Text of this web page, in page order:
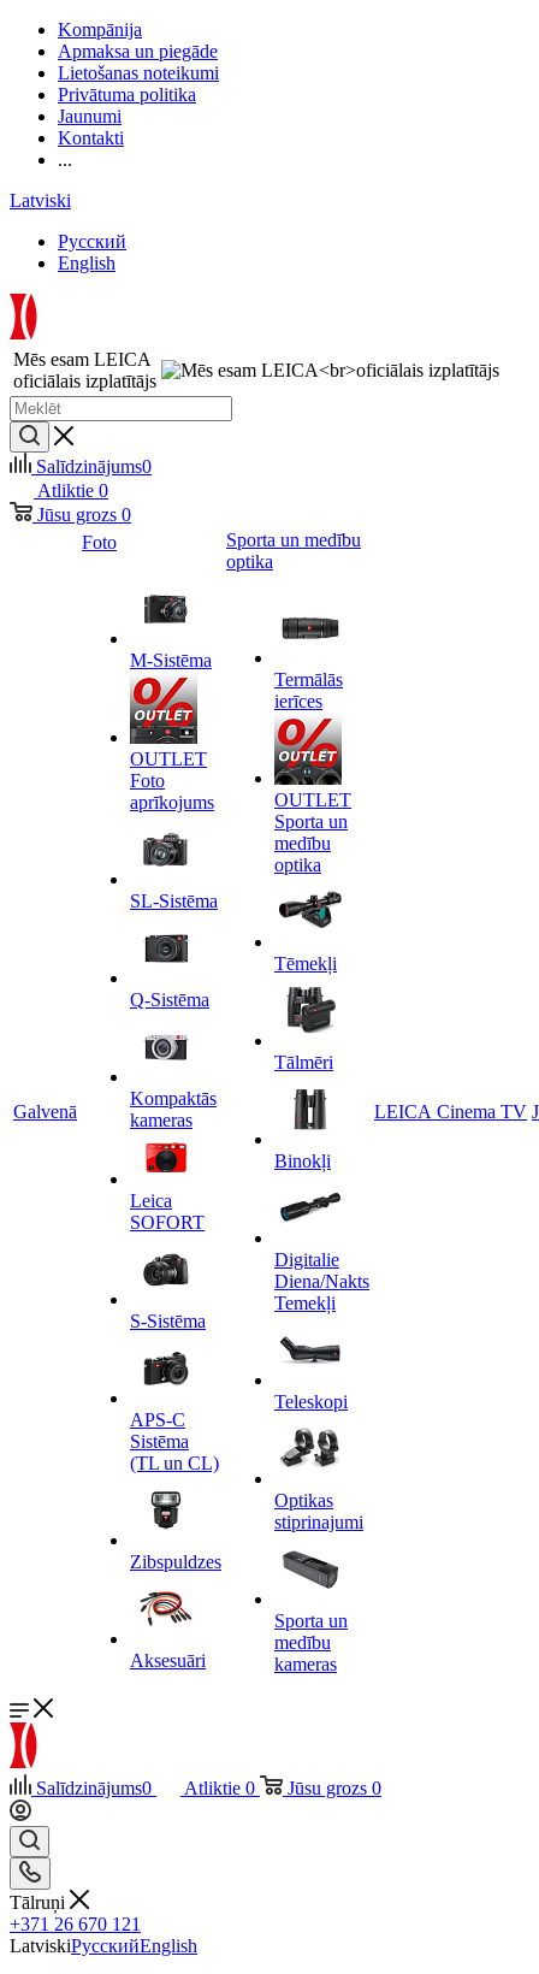
Kompānija
Apmaksa un piegāde
Lietošanas noteikumi
Privātuma politika
Jaunumi
Kontakti
...
Latviski
Русский
English
Mēs esam LEICA
oficiālais izplatītājs
Salīdzinājums0
Atliktie 0
Jūsu grozs 0
Galvenā
Foto
M-Sistēma
OUTLET
Foto
aprīkojums
SL-Sistēma
Q-Sistēma
Kompaktās
kameras
Leica
SOFORT
S-Sistēma
APS-C
Sistēma
(TL un CL)
Zibspuldzes
Aksesuāri
Sporta un medību
optika
Termālās
ierīces
OUTLET
Sporta un
medību
optika
Tēmekļi
Tālmēri
Binokļi
Digitalie
Diena/Nakts
Temekļi
Teleskopi
Optikas
stiprinajumi
Sporta un
medību
kameras
LEICA Cinema TV
Salīdzinājums0 Atliktie 0 Jūsu grozs 0
Tālruņi
+371 26 670 121
LatviskiРусскийEnglish